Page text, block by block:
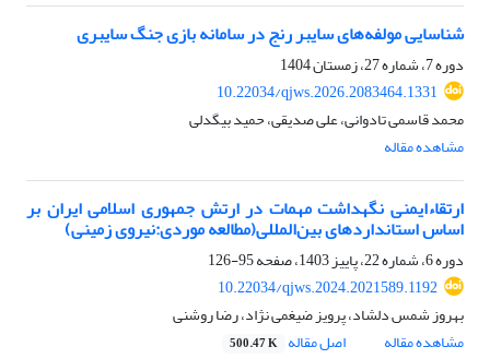
شناسایی مولفه‌های سایبر رنج در سامانه بازی جنگ سایبری
دوره 7، شماره 27، زمستان 1404
10.22034/qjws.2026.2083464.1331
محمد قاسمی تادوانی، علی صدیقی، حمید بیگدلی
مشاهده مقاله
ارتقاءایمنی نگهداشت مهمات در ارتش جمهوری اسلامی ایران بر
اساس استانداردهای بین‌المللی(مطالعه موردی:نیروی زمینی)
دوره 6، شماره 22، پاییز 1403، صفحه
95-126
10.22034/qjws.2024.2021589.1192
بهروز شمس دلشاد، پرویز ضیغمی نژاد، رضا روشنی
مشاهده مقاله
اصل مقاله 500.47 K